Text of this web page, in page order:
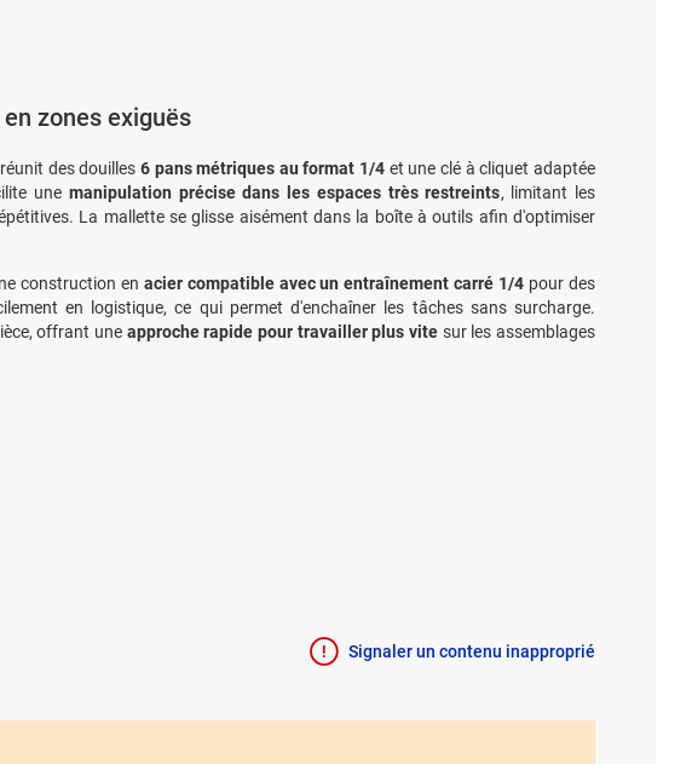
zones exiguës
des douilles 6 pans métriques au format 1/4 et une clé à cliquet adaptée
une manipulation précise dans les espaces très restreints, limitant les
La mallette se glisse aisément dans la boîte à outils afin d'optimiser
construction en acier compatible avec un entraînement carré 1/4 pour des
en logistique, ce qui permet d'enchaîner les tâches sans surcharge.
offrant une approche rapide pour travailler plus vitesur les assemblages
Signaler un contenu inapproprié